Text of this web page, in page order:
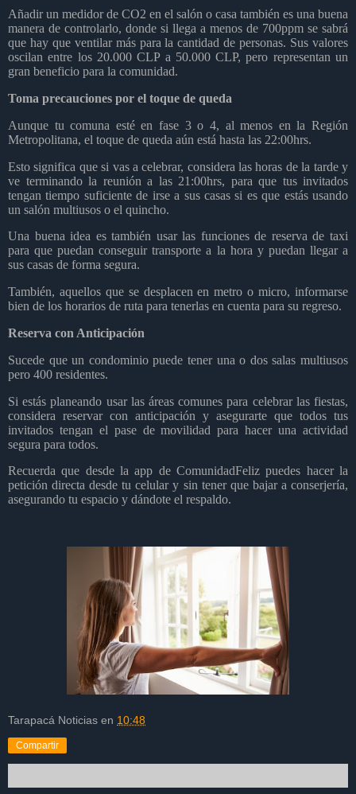
Añadir un medidor de CO2 en el salón o casa también es una buena
manera de controlarlo, donde si llega a menos de 700ppm se sabrá
que hay que ventilar más para la cantidad de personas. Sus valores
oscilan entre los 20.000 CLP a 50.000 CLP, pero representan un
gran beneficio para la comunidad.
Toma precauciones por el toque de queda
Aunque tu comuna esté en fase 3 o 4, al menos en la Región
Metropolitana, el toque de queda aún está hasta las 22:00hrs.
Esto significa que si vas a celebrar, considera las horas de la tarde y
ve terminando la reunión a las 21:00hrs, para que tus invitados
tengan tiempo suficiente de irse a sus casas si es que estás usando
un salón multiusos o el quincho.
Una buena idea es también usar las funciones de reserva de taxi
para que puedan conseguir transporte a la hora y puedan llegar a
sus casas de forma segura.
También, aquellos que se desplacen en metro o micro, informarse
bien de los horarios de ruta para tenerlas en cuenta para su regreso.
Reserva con Anticipación
Sucede que un condominio puede tener una o dos salas multiusos
pero 400 residentes.
Si estás planeando usar las áreas comunes para celebrar las fiestas,
considera reservar con anticipación y asegurarte que todos tus
invitados tengan el pase de movilidad para hacer una actividad
segura para todos.
Recuerda que desde la app de ComunidadFeliz puedes hacer la
petición directa desde tu celular y sin tener que bajar a conserjería,
asegurando tu espacio y dándote el respaldo.
Tarapacá Noticias en 10:48
Compartir